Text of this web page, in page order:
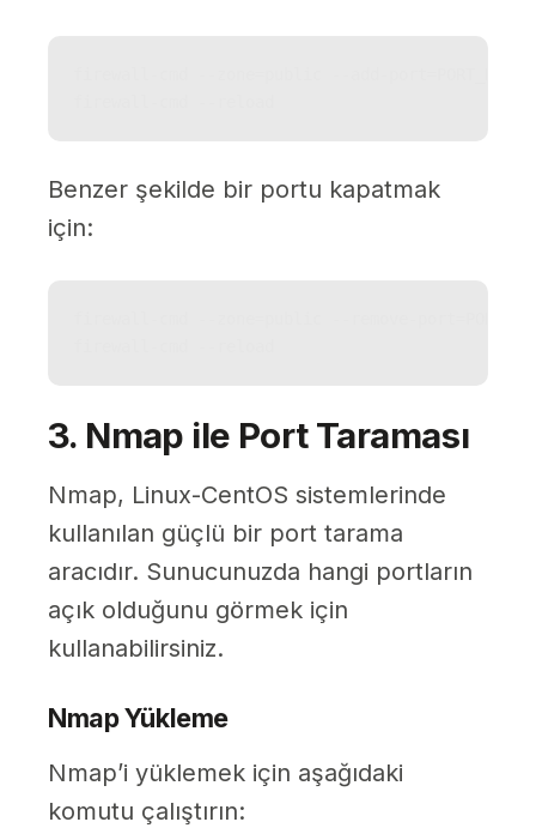
Benzer şekilde bir portu kapatmak
için:
3. Nmap ile Port Taraması
Nmap, Linux-CentOS sistemlerinde
kullanılan güçlü bir port tarama
aracıdır. Sunucunuzda hangi portların
açık olduğunu görmek için
kullanabilirsiniz.
Nmap Yükleme
Nmap’i yüklemek için aşağıdaki
komutu çalıştırın: